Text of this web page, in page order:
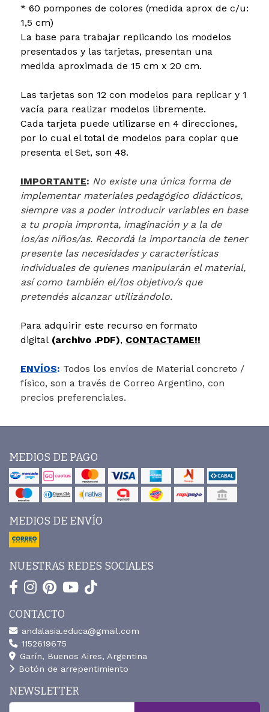
* 60 pompones de colores (medida aprox de c/u:
1,5 cm)
La base para trabajar replicando los modelos
presentados y las tarjetas, presentan una
medida aproximada de 15 cm x 20 cm.
Las tarjetas son 12 con modelos para replicar y 1
vacía para realizar modelos libremente.
Cada tarjeta puede utilizarse en 4 direcciones,
por lo cual el total de modelos para copiar que
presenta el Set, son 48.
IMPORTANTE: No existe una única forma de
implementar materiales pedagógico didácticos,
siempre vas a poder introducir variables en base
a tu propia impronta, imaginación y a la de
los/as niños/as. Recordá la importancia de tener
presente las necesidades y características
individuales de quienes manipularán el material,
así como también el/los objetivo/s que
pretendés alcanzar utilizándolo.
Para adquirir este recurso en formato
digital (archivo .PDF), CONTACTAME!!
ENVÍOS: Todos los envíos de Material concreto /
físico, son a través de Correo Argentino, con
precios preferenciales.
MEDIOS DE PAGO
MEDIOS DE ENVÍO
NUESTRAS REDES SOCIALES
CONTACTO
andalasia.educa@gmail.com
1152619675
Garín, Buenos Aires, Argentina
Botón de arrepentimiento
NEWSLETTER